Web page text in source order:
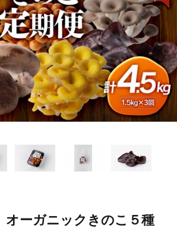
オーガニックきのこ５種